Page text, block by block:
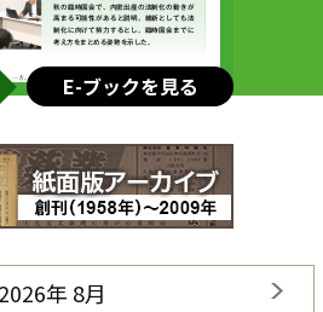
E-ブックを見る
2026年 8月